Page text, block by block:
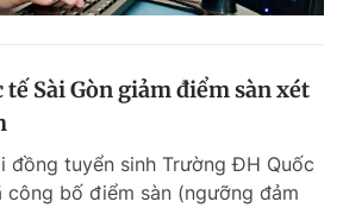
Sài Gòn giảm điểm sàn xét
đồng tuyển sinh Trường ĐH Quốc
công bố điểm sàn (ngưỡng đảm